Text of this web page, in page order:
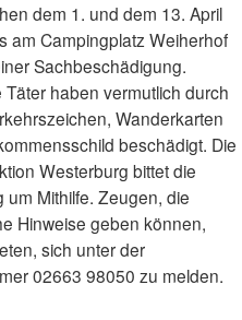
dem 1. und dem 13. April
am Campingplatz Weiherhof
Sachbeschädigung.
Täter haben vermutlich durch
Wanderkarten
beschädigt. Die
Westerburg bittet die
um Mithilfe. Zeugen, die
Hinweise geben können,
sich unter der
02663 98050 zu melden.